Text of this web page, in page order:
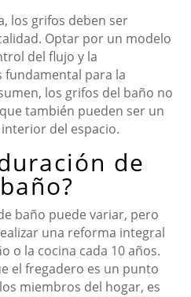
los grifos deben ser
Optar por un modelo
del flujo y la
fundamental para la
los grifos del baño no
también pueden ser un
del espacio.
de
baño puede variar, pero
una reforma integral
o la cocina cada 10 años.
el fregadero es un punto
miembros del hogar, es